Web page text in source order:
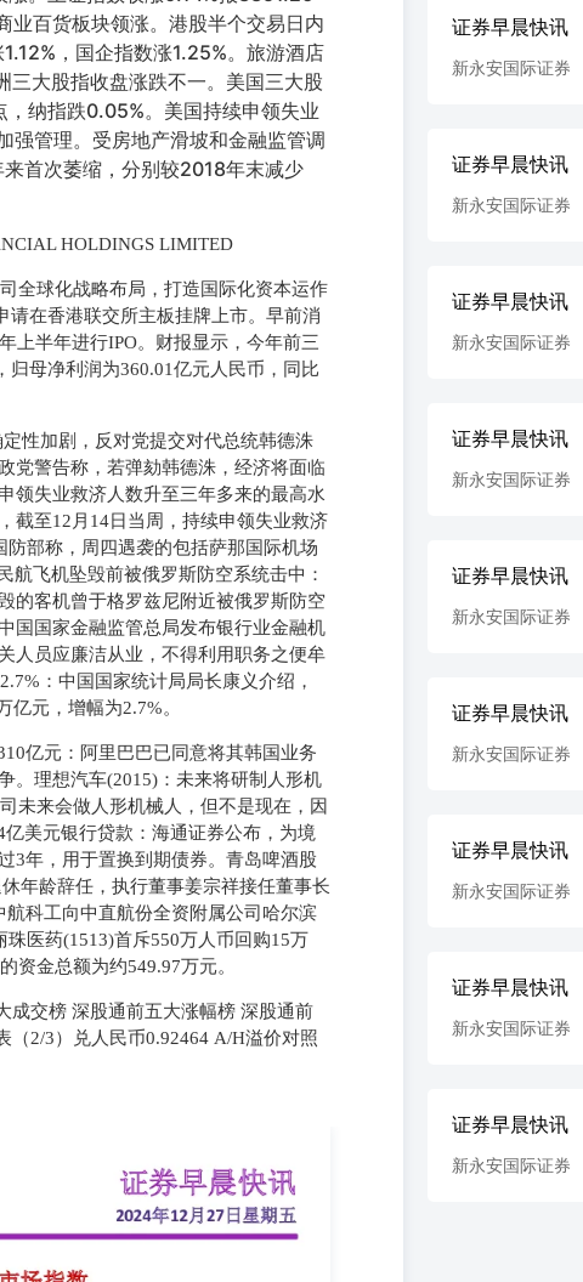
业百货板块领涨。港股半个交易日内
，国企指数涨1.25%。旅游酒店
大股指收盘涨跌不一。美国三大股
纳指跌0.05%。美国持续申领失业
强管理。受房地产滑坡和金融监管调
首次萎缩，分别较2018年末减少
HOLDINGS LIMITED
全球化战略布局，打造国际化资本运作
在香港联交所主板挂牌上市。早前消
上半年进行IPO。财报显示，今年前三
归母净利润为360.01亿元人民币，同比
性加剧，反对党提交对代总统韩德洙
党警告称，若弹劾韩德洙，经济将面临
领失业救济人数升至三年多来的最高水
截至12月14日当周，持续申领失业救济
部称，周四遇袭的包括萨那国际机场
航飞机坠毁前被俄罗斯防空系统击中：
的客机曾于格罗兹尼附近被俄罗斯防空
国国家金融监管总局发布银行业金融机
人员应廉洁从业，不得利用职务之便牟
：中国国家统计局局长康义介绍，
元，增幅为2.7%。
亿元：阿里巴巴已同意将其韩国业务
。理想汽车(2015)：未来将研制人形机
未来会做人形机械人，但不是现在，因
美元银行贷款：海通证券公布，为境
3年，用于置换到期债券。青岛啤酒股
年龄辞任，执行董事姜宗祥接任董事长
科工向中直航份全资附属公司哈尔滨
医药(1513)首斥550万人币回购15万
资金总额为约549.97万元。
成交榜 深股通前五大涨幅榜 深股通前
2/3）兑人民币0.92464 A/H溢价对照
强。香港恒生指数收涨1.08%报20098.29点，恒生
大市成交846亿港元。外盘方面，欧洲三大股指收盘
点，纳指跌0.05%。美国持续申领失业救济人
摘要 美国持续申领失业救济人数升至三年多来最
对党提交对代总统韩德洙的弹劾动议，最早将于周
证券早晨快讯
新永安国际证券
证券早晨快讯
新永安国际证券
证券早晨快讯
新永安国际证券
证券早晨快讯
新永安国际证券
证券早晨快讯
新永安国际证券
证券早晨快讯
新永安国际证券
证券早晨快讯
新永安国际证券
证券早晨快讯
新永安国际证券
证券早晨快讯
新永安国际证券